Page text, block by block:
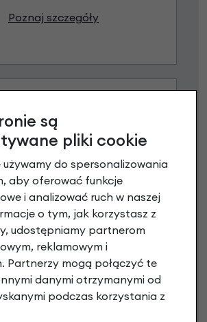
Poznaj szczegóły
Raty 0%
nie płacisz
do 60 miesięcy
Poznaj szczegóły
są
pliki cookie
używamy do spersonalizowania
aby oferować funkcje
i analizować ruch w naszej
o tym, jak korzystasz z
udostępniamy partnerom
reklamowym i
Partnerzy mogą połączyć te
danymi otrzymanymi od
podczas korzystania z